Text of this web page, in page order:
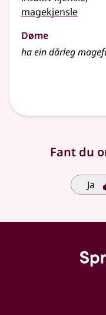
magekjensle
Døme
ha ein dårleg
Fant du
Ja